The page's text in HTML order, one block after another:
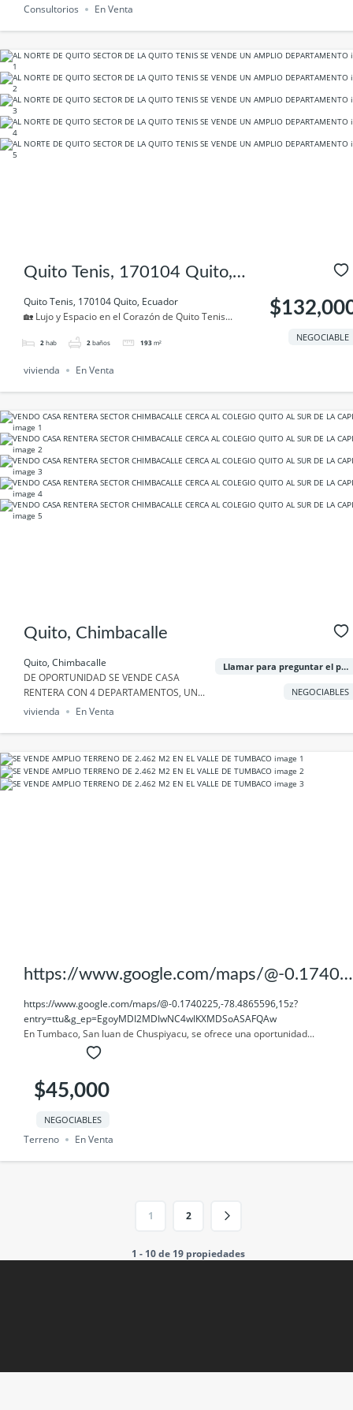
Consultorios En Venta
Quito Tenis, 170104 Quito,
Ecuador
Quito Tenis, 170104 Quito, Ecuador
🏡 Lujo y Espacio en el Corazón de Quito Tenis...
2 hab 2 baños 193 m² NEGOCIABLE
vivienda En Venta
Quito, Chimbacalle
Quito, Chimbacalle
DE OPORTUNIDAD SE VENDE CASA
RENTERA CON 4 DEPARTAMENTOS, UN...
Llamar para preguntar el precio
NEGOCIABLES
vivienda En Venta
https://www.google.com/maps/@-0.17402
25,-78.4865596,15z?
entry=ttu&g_ep=EgoyMDI2MDIwNC4wIK
XMDSoASAFQAw
https://www.google.com/maps/@-0.1740225,-78.4865596,15z?
entry=ttu&g_ep=EgoyMDI2MDIwNC4wIKXMDSoASAFQAw
En Tumbaco, San Juan de Chuspiyacu, se ofrece una oportunidad...
$45,000
NEGOCIABLES
Terreno En Venta
1 2
1 - 10 de 19 propiedades